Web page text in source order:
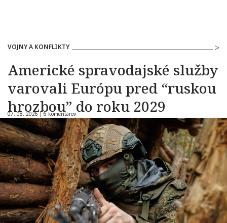
VOJNY A KONFLIKTY
Americké spravodajské služby
varovali Európu pred “ruskou
hrozbou” do roku 2029
07. 08. 2026 |6 komentárov